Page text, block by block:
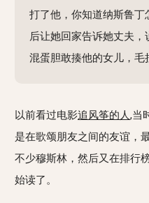
打了他，你知道纳斯鲁
后让她回家告诉她丈夫
混蛋胆敢揍他的女儿，毛
以前看过电影追风筝的人,当
是在歌颂朋友之间的友谊，
不少穆斯林，然后又在排行
始读了。